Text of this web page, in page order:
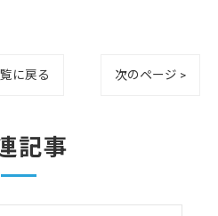
に戻る 次のページ >
記事